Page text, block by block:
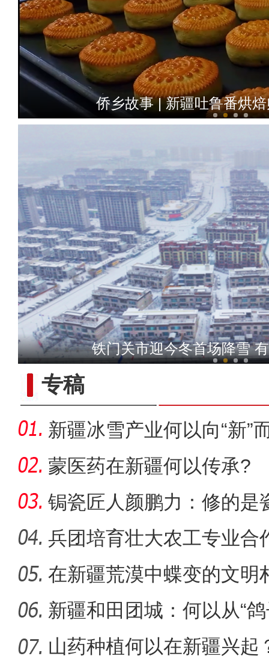
侨乡故事 | 创业者青年古丽
侨乡故事 | 中亚媒体记者深
侨乡故事 | 从游客到创客：
铁门关市迎今冬首场降雪
瑞雪兆丰年！二二五团
专稿
新疆冰雪产业何以向“新”
蒙医药在新疆何以传承?
锔瓷匠人颜鹏力：修的是
兵团培育壮大农工专业合
能
在新疆荒漠中蝶变的文明
新疆和田团城：何以从“
山药种植何以在新疆兴起